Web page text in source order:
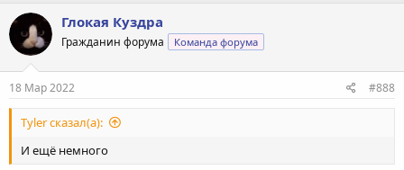
Глокая Куздра
Гражданин форума Команда форума
18 Мар 2022 #888
Tyler сказал(а):
И ещё немного